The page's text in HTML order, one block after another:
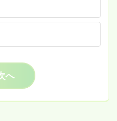
へ